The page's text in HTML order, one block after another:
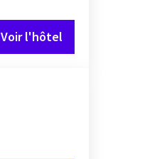
Voir l'hôtel